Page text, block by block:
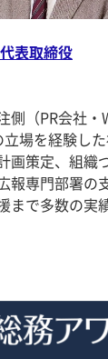
表取締役
側（PR会社
立場を経験し
画策定、組織
報専門部署の
で多数の実